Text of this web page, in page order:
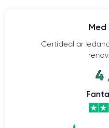
Med
Certideal är
4